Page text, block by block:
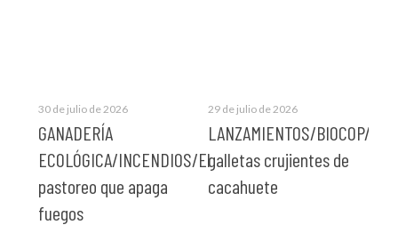
30 de julio de 2026
GANADERÍA
ECOLÓGICA/INCENDIOS/El
pastoreo que apaga
fuegos
29 de julio de 2026
LANZAMIENTOS/BIOCOP/
galletas crujientes de
cacahuete